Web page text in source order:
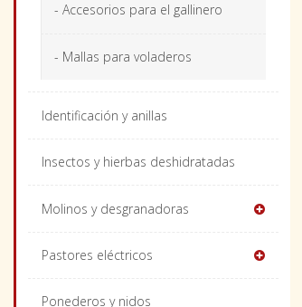
- Accesorios para el gallinero
- Mallas para voladeros
Identificación y anillas
Insectos y hierbas deshidratadas
Molinos y desgranadoras
Pastores eléctricos
Ponederos y nidos